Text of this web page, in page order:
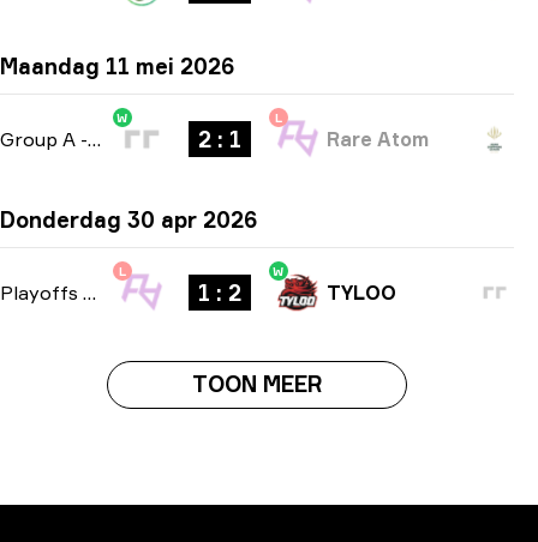
Maandag 11 mei 2026
Group A - bo3
W
2 : 1
L
Rare Atom
Donderdag 30 apr 2026
Playoffs bo3
L
1 : 2
W
TYLOO
TOON MEER